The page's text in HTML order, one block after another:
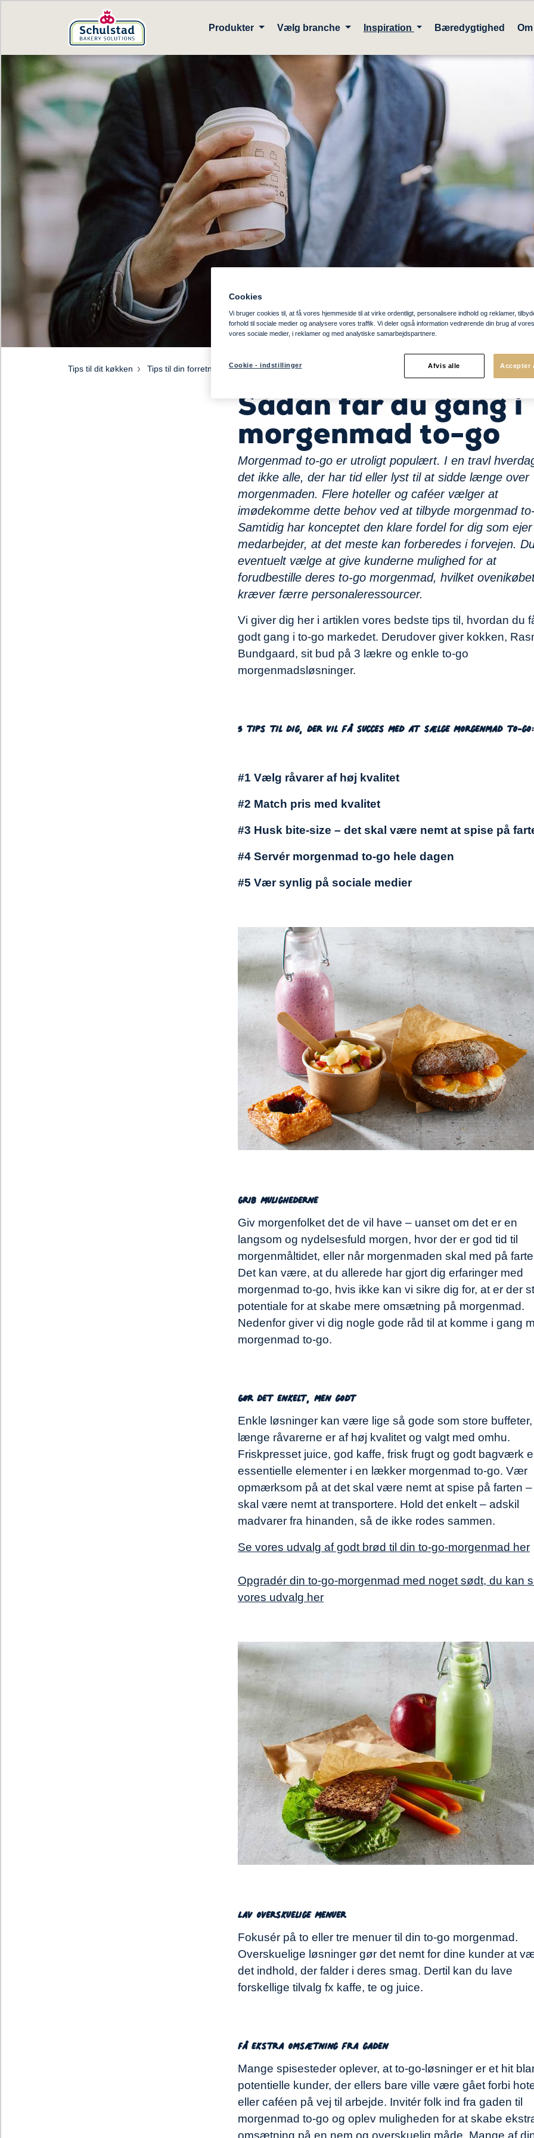
Produkter Vælg branche Inspiration Bæredygtighed
Tips til dit køkken Tips til din forretning Sådan får du gang i morgenmad to-go
Sådan får du gang i
morgenmad to-go
Morgenmad to-go er utroligt populært. I en travl
det ikke alle, der har tid eller lyst til at sidde længe over
morgenmaden. Flere hoteller og caféer vælger at
imødekomme dette behov ved at tilbyde morgenmad
Samtidig har konceptet den klare fordel for dig som
medarbejder, at det meste kan forberedes i forvejen.
eventuelt vælge at give kunderne mulighed for at
forudbestille deres to-go morgenmad, hvilket
kræver færre personaleressourcer.
Vi giver dig her i artiklen vores bedste tips til, hvordan du
godt gang i to-go markedet. Derudover giver kokken,
Bundgaard, sit bud på 3 lækre og enkle to-go
morgenmadsløsninger.
5 tips til dig, der vil få succes med at sælge morgenmad to-go:
#1 Vælg råvarer af høj kvalitet
#2 Match pris med kvalitet
#3 Husk bite-size – det skal være nemt at spise på
#4 Servér morgenmad to-go hele dagen
#5 Vær synlig på sociale medier
Grib mulighederne
Giv morgenfolket det de vil have – uanset om det er en
langsom og nydelsesfuld morgen, hvor der er god tid til
morgenmåltidet, eller når morgenmaden skal med på
Det kan være, at du allerede har gjort dig erfaringer med
morgenmad to-go, hvis ikke kan vi sikre dig for, at er der
potentiale for at skabe mere omsætning på morgenmad.
Nedenfor giver vi dig nogle gode råd til at komme i gang
morgenmad to-go.
Gør det enkelt, men godt
Enkle løsninger kan være lige så gode som store
længe råvarerne er af høj kvalitet og valgt med omhu.
Friskpresset juice, god kaffe, frisk frugt og godt bagværk
essentielle elementer i en lækker morgenmad to-go. Vær
opmærksom på at det skal være nemt at spise på farten
skal være nemt at transportere. Hold det enkelt – adskil
madvarer fra hinanden, så de ikke rodes sammen.
Se vores udvalg af godt brød til din to-go-morgenmad her
Opgradér din to-go-morgenmad med noget sødt, du kan
vores udvalg her
Lav overskuelige menuer
Fokusér på to eller tre menuer til din to-go morgenmad.
Overskuelige løsninger gør det nemt for dine kunder at
det indhold, der falder i deres smag. Dertil kan du lave
forskellige tilvalg fx kaffe, te og juice.
Få ekstra omsætning fra gaden
Mange spisesteder oplever, at to-go-løsninger er et hit
potentielle kunder, der ellers bare ville være gået forbi
eller caféen på vej til arbejde. Invitér folk ind fra gaden til
morgenmad to-go og oplev muligheden for at skabe
Cookies
Vi bruger cookies til, at få vores hjemmeside til at virke ordentligt, personalisere indhold og reklamer,
forhold til sociale medier og analysere vores traffik. Vi deler også information vedrørende din brug af
vores sociale medier, i reklamer og med analytiske samarbejdspartnere.
Cookie - indstillinger Afvis alle Accepter